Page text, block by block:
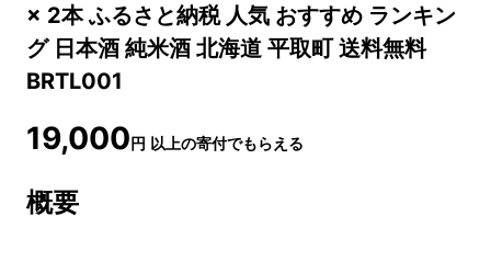
× 2本 ふるさと納税 人気 おすすめ ランキン
グ 日本酒 純米酒 北海道 平取町 送料無料
BRTL001
19,000円 以上の寄付でもらえる
概要